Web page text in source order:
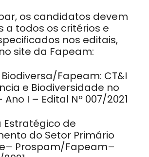
os candidatos devem
a todos os critérios e
nos editais,
site da Fapeam:
Fapeam: CT&I
e Biodiversidade no
I – Edital Nº 007/2021
Estratégico de
do Setor Primário
Prospam/Fapeam–